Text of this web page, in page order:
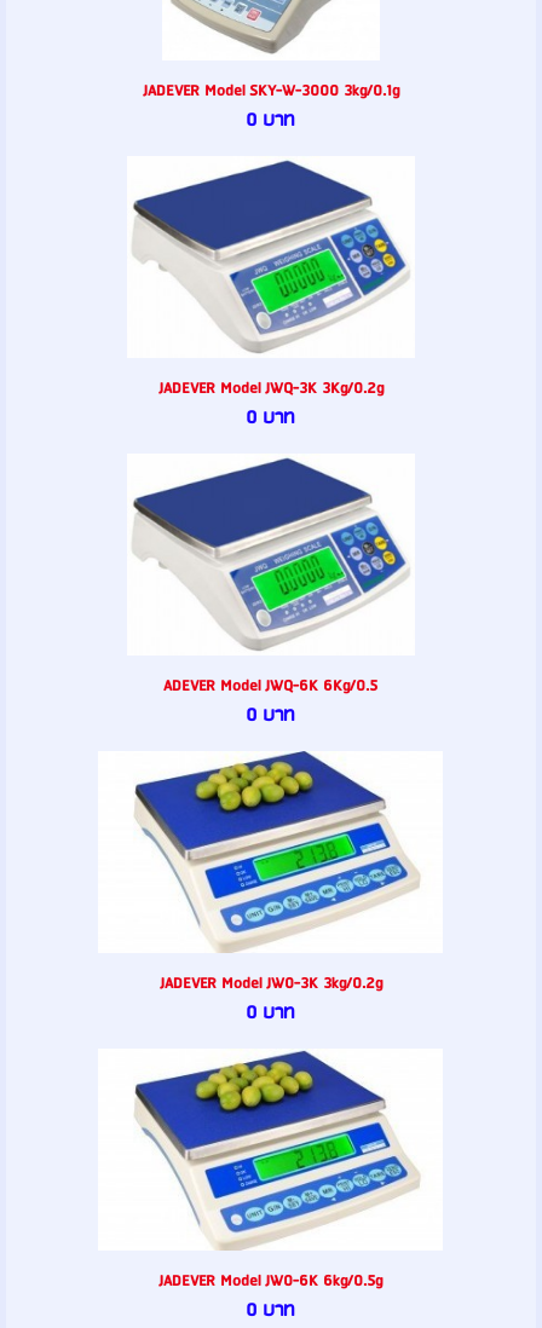
JADEVER Model SKY-W-3000 3kg/0.1g
0 บาท
JADEVER Model JWQ-3K 3Kg/0.2g
0 บาท
ADEVER Model JWQ-6K 6Kg/0.5
0 บาท
JADEVER Model JW0-3K 3kg/0.2g
0 บาท
JADEVER Model JW0-6K 6kg/0.5g
0 บาท